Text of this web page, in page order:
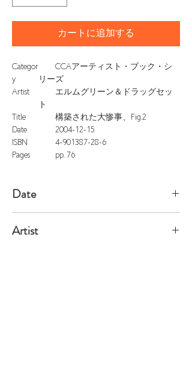
カートに追加する
Categor
y
CCAアーティスト・ブック・シ
リーズ
Artist
エルムグリーン＆ドラッグセッ
ト
Title
構築された大惨事、Fig.2
Date
2004-12-15
ISBN
4-901387-28-6
Pages
pp. 76
Date
Artist